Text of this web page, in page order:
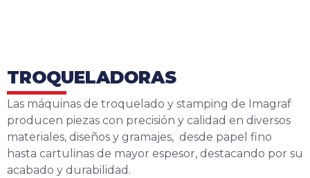
TROQUELADORAS
Las máquinas de troquelado y stamping de Imagraf
producen piezas con precisión y calidad en diversos
materiales, diseños y gramajes, desde papel fino
hasta cartulinas de mayor espesor, destacando por su
acabado y durabilidad.